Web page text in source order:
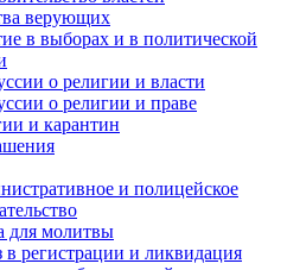
верующих
в выборах и в политической
о религии и власти
о религии и праве
и карантин
и полицейское
для молитвы
в регистрации и ликвидация